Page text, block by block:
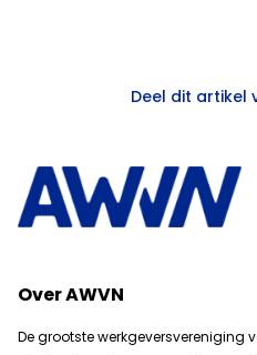
Deel dit artikel
Over AWVN
De grootste werkgeversvereniging